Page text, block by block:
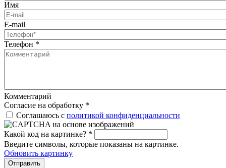
Имя
E-mail
Телефон *
Комментарий
Согласие на обработку *
Соглашаюсь с политикой конфиденциальности
Какой код на картинке? *
Введите символы, которые показаны на картинке.
Обновить картинку
Отправить